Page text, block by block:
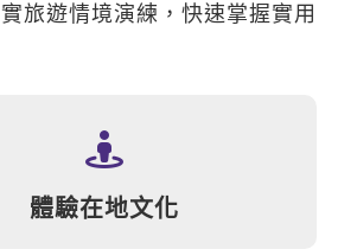
旅遊情境演練，快速掌握實用
體驗在地文化